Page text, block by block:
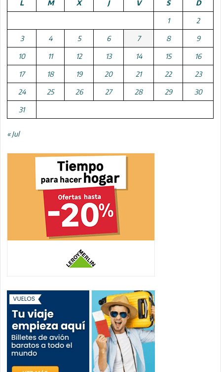
L
M X J V S D
1 2
3 4 5 6 7 8 9
10 11 12 13 14 15 16
17 18 19 20 21 22 23
24 25 26 27 28 29 30
31
« Jul